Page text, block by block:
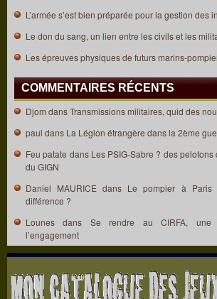
L’armée s’est bien préparée pour la gestion des
Le don du sang, un lien entre les civils et les
Les épreuves physiques de futurs marins-
COMMENTAIRES RÉCENTS
Djom dansTransmissions militaires, quid des
paul dans La Légion étrangère dans la 2ème
Feu patate dans Les PSIG-Sabre ? des
du GIGN
Daniel MAURICE dans Le pompier à Paris
différence ?
Lounes dans Se rendre au CIRFA, une
l’engagement